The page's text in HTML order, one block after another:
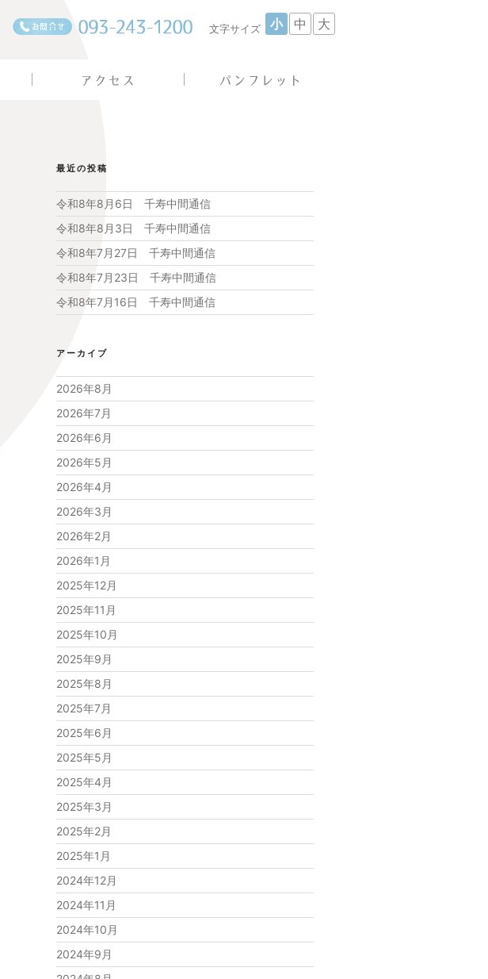
文字サイズ 小 中 大
最近の投稿
令和8年8月6日 千寿中間通信
令和8年8月3日 千寿中間通信
令和8年7月27日 千寿中間通信
令和8年7月23日 千寿中間通信
令和8年7月16日 千寿中間通信
アーカイブ
2026年8月
2026年7月
2026年6月
2026年5月
2026年4月
2026年3月
2026年2月
2026年1月
2025年12月
2025年11月
2025年10月
2025年9月
2025年8月
2025年7月
2025年6月
2025年5月
2025年4月
2025年3月
2025年2月
2025年1月
2024年12月
2024年11月
2024年10月
2024年9月